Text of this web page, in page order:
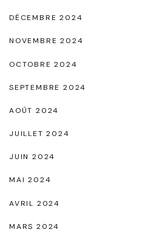
g
o
n
e
DÉCEMBRE 2024
NOVEMBRE 2024
OCTOBRE 2024
SEPTEMBRE 2024
AOÛT 2024
JUILLET 2024
JUIN 2024
MAI 2024
AVRIL 2024
MARS 2024